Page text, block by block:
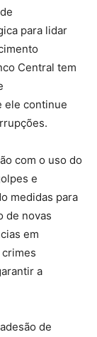
para lidar
Central tem
ele continue
com o uso do
e
medidas para
de novas
em
a
de